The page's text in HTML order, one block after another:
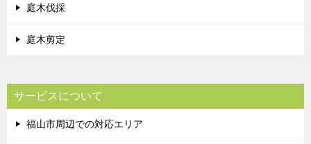
庭木伐採
庭木剪定
サービスについて
福山市周辺での対応エリア